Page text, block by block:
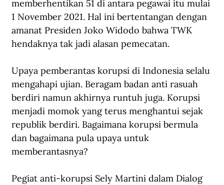
memberhentikan 51 di antara pegawai itu mulai
1 November 2021. Hal ini bertentangan dengan
amanat Presiden Joko Widodo bahwa TWK
hendaknya tak jadi alasan pemecatan.
Upaya pemberantas korupsi di Indonesia selalu
mengahapi ujian. Beragam badan anti rasuah
berdiri namun akhirnya runtuh juga. Korupsi
menjadi momok yang terus menghantui sejak
republik berdiri. Bagaimana korupsi bermula
dan bagaimana pula upaya untuk
memberantasnya?
Pegiat anti-korupsi Sely Martini dalam Dialog